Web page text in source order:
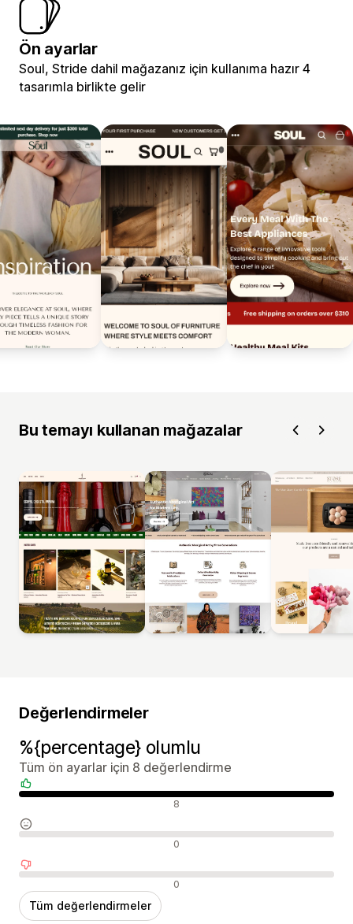
Ön ayarlar
Soul, Stride dahil mağazanız için kullanıma hazır 4
tasarımla birlikte gelir
Bu temayı kullanan mağazalar
Değerlendirmeler
%{percentage} olumlu
Tüm ön ayarlar için 8 değerlendirme
Olumlu değerlendirmeler 8
Nötr değerlendirmeler 0
Olumsuz değerlendirmeler 0
Tüm değerlendirmeler